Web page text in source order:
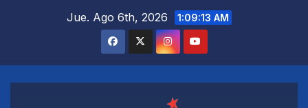
Jue. Ago 6th, 2026 1:09:15 AM